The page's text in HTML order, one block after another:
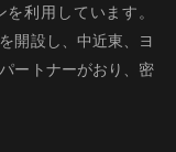
利用しています。
開設し、中近東、ヨ
ートナーがおり、密